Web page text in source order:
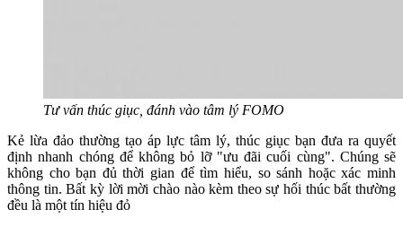
Tư vấn thúc giục, đánh vào tâm lý FOMO
Kẻ lừa đảo thường tạo áp lực tâm lý, thúc giục bạn đưa ra quyết
định nhanh chóng để không bỏ lỡ "ưu đãi cuối cùng". Chúng sẽ
không cho bạn đủ thời gian để tìm hiểu, so sánh hoặc xác minh
thông tin. Bất kỳ lời mời chào nào kèm theo sự hối thúc bất thường
đều là một tín hiệu đỏ